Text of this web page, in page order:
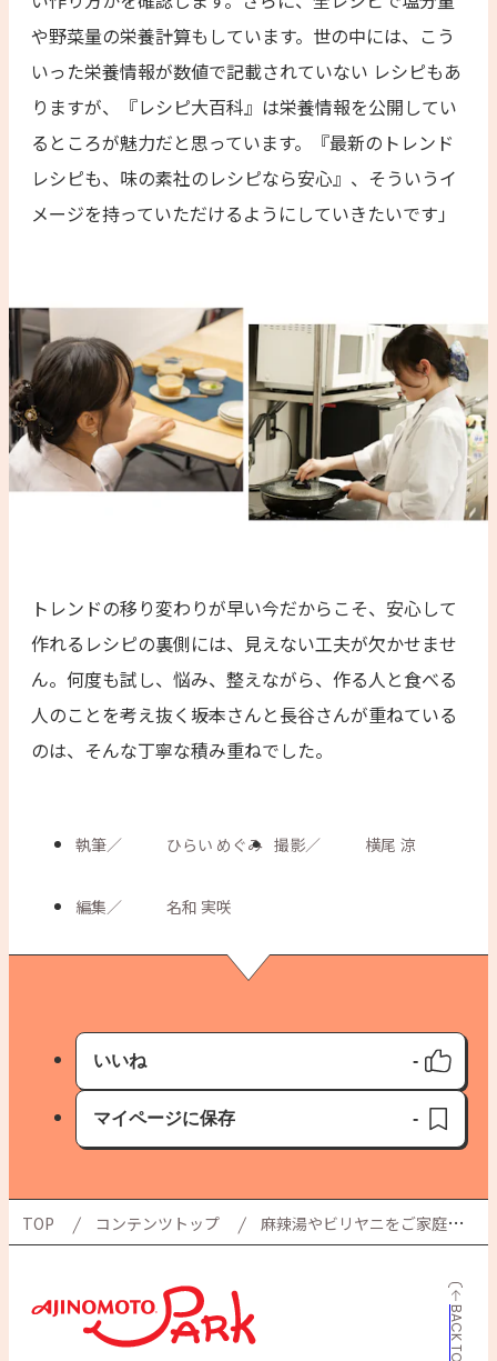
や野菜量の栄養計算もしています。世の中には、こう
いった栄養情報が数値で記載されていない レシピもあ
りますが、『レシピ大百科』は栄養情報を公開してい
るところが魅力だと思っています。『最新のトレンド
レシピも、味の素社のレシピなら安心』、そういうイ
メージを持っていただけるようにしていきたいです」
トレンドの移り変わりが早い今だからこそ、安心して
作れるレシピの裏側には、見えない工夫が欠かせませ
ん。何度も試し、悩み、整えながら、作る人と食べる
人のことを考え抜く――坂本さんと長谷さんが重ねている
のは、そんな丁寧な積み重ねでした。
執筆／ ひらい めぐみ 撮影／ 横尾 涼
編集／ 名和 実咲
いいね
いいね済み
-
マイページに保存
保存済み
-
TOP コンテンツトップ 麻辣湯やビリヤニをご家庭でも！ 「かんたん・おいしい」 トレンドレシピ開発の裏側